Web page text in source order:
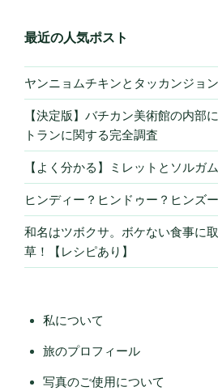
最近の人気ポスト
ヤンニョムチキンとタッカンジョ
【決定版】バチカン美術館の内部
トランに関する完全調査
【よく分かる】ミレットとソルガ
ヒンディー？ヒンドゥー？ヒンズ
和名はツボクサ。ボケない食事に
草！【レシピあり】
私について
旅のプロフィール
写真のご使用について